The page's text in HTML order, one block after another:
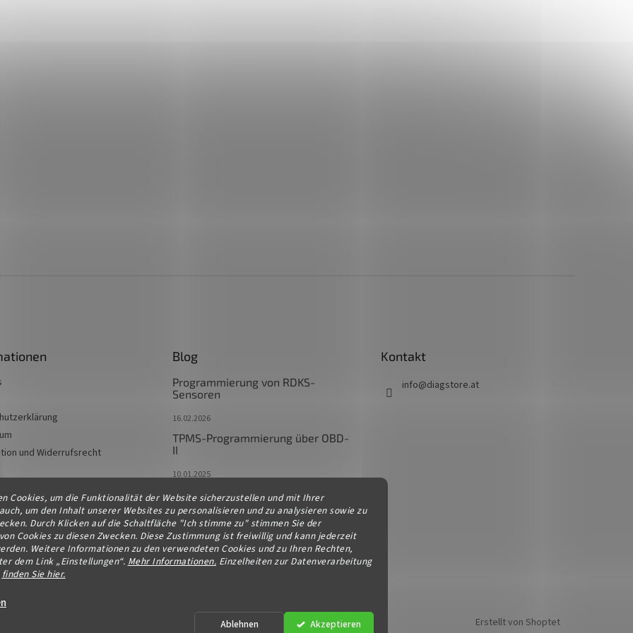
Cookies, um die Funktionalität der Website sicherzustellen und mit Ihrer
um den Inhalt unserer Websites zu personalisieren und zu analysieren sowie zu
Durch Klicken auf die Schaltfläche "Ich stimme zu" stimmen Sie der
Cookies zu diesen Zwecken. Diese Zustimmung ist freiwillig und kann jederzeit
Weitere Informationen zu den verwendeten Cookies und zu Ihren Rechten,
dem Link „Einstellungen“. Mehr Informationen. Einzelheiten zur Datenverarbeitung
finden Sie hier.
Ablehnen Akzeptieren
und Widerrufsrecht
Blog
Programmierung von RDKS-
Sensoren
16.02.2026
TPMS-Programmierung über OBD-
II
10.01.2025
TPMS-Programmierung als Kopie
des Originals
10.01.2025
Manuelle TPMS-Programmierung
Kontakt
info@diagstore.at
Erstellt von Shoptet